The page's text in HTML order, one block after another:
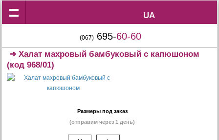
UA
UA
(067) 695-60-60
➜Халат махровый бамбуковый с капюшоном
(код 968/01)
Размеры под заказ
(отправим через 1 день)